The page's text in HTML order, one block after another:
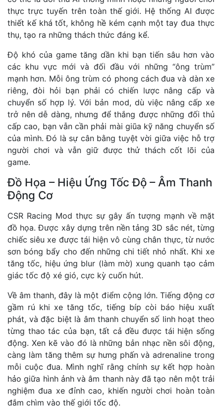
thực trực tuyến trên toàn thế giới. Hệ thống AI được
thiết kế khá tốt, không hề kém cạnh một tay đua thực
thụ, tạo ra những thách thức đáng kể.
Độ khó của game tăng dần khi bạn tiến sâu hơn vào
các khu vực mới và đối đầu với những “ông trùm”
mạnh hơn. Mỗi ông trùm có phong cách đua và dàn xe
riêng, đòi hỏi bạn phải có chiến lược nâng cấp và
chuyển số hợp lý. Với bản mod, dù việc nâng cấp xe
trở nên dễ dàng, nhưng để thắng được những đối thủ
cấp cao, bạn vẫn cần phải mài giũa kỹ năng chuyển số
của mình. Đó là sự cân bằng tuyệt vời giữa việc hỗ trợ
người chơi và vẫn giữ được thử thách cốt lõi của
game.
Đồ Họa – Hiệu Ứng Tốc Độ – Âm Thanh
Động Cơ
CSR Racing Mod thực sự gây ấn tượng mạnh về mặt
đồ họa. Được xây dựng trên nền tảng 3D sắc nét, từng
chiếc siêu xe được tái hiện vô cùng chân thực, từ nước
sơn bóng bẩy cho đến những chi tiết nhỏ nhất. Khi xe
tăng tốc, hiệu ứng blur (làm mờ) xung quanh tạo cảm
giác tốc độ xé gió, cực kỳ cuốn hút.
Về âm thanh, đây là một điểm cộng lớn. Tiếng động cơ
gầm rú khi xe tăng tốc, tiếng bíp còi báo hiệu xuất
phát, và đặc biệt là âm thanh chuyển số linh hoạt theo
từng thao tác của bạn, tất cả đều được tái hiện sống
động. Xen kẽ vào đó là những bản nhạc nền sôi động,
càng làm tăng thêm sự hưng phấn và adrenaline trong
mỗi cuộc đua. Mình nghĩ rằng chính sự kết hợp hoàn
hảo giữa hình ảnh và âm thanh này đã tạo nên một trải
nghiệm đua xe đỉnh cao, khiến người chơi hoàn toàn
đắm chìm vào thế giới tốc độ.